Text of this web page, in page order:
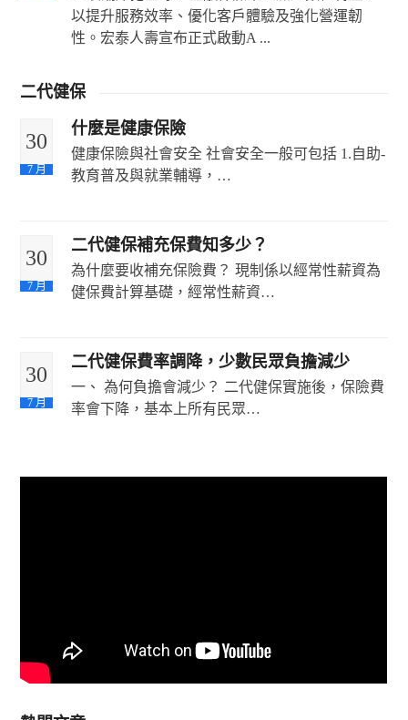
以提升服務效率、優化客戶體驗及強化營運韌
性。宏泰人壽宣布正式啟動A ...
型計畫
二代健保
30
7 月
什麼是健康保險
健康保險與社會安全 社會安全一般可包括 1.自助-
教育普及與就業輔導，…
30
7 月
二代健保補充保費知多少？
為什麼要收補充保險費？ 現制係以經常性薪資為
健保費計算基礎，經常性薪資…
30
7 月
二代健保費率調降，少數民眾負擔減少
一、 為何負擔會減少？ 二代健保實施後，保險費
率會下降，基本上所有民眾…